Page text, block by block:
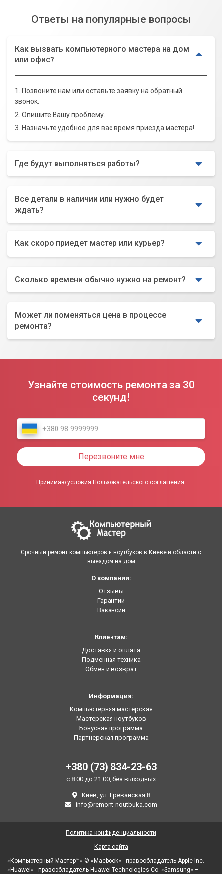
Ответы на популярные вопросы
Как вызвать компьютерного мастера на дом
или офис?
1. Позвоните нам или оставьте заявку на обратный
звонок.
2. Опишите Вашу проблему.
3. Назначьте удобное для вас время приезда мастера!
Где будут выполняться работы?
Все детали в наличии или нужно будет
ждать?
Как скоро приедет мастер или курьер?
Сколько времени обычно нужно на ремонт?
Может ли поменяться цена в процессе
ремонта?
Узнайте стоимость ремонта за 30
секунд!
Перезвоните мне
Принимаю условия Пользовательского соглашения.
Срочный ремонт компьютеров и ноутбуков в Киеве и области с
выездом на дом
О компании:
Отзывы
Гарантии
Вакансии
Клиентам:
Доставка и оплата
Подменная техника
Обмен и возврат
Информация:
Компьютерная мастерская
Мастерская ноутбуков
Бонусная программа
Партнерская программа
+380 (73) 834-23-63
с 8:00 до 21:00, без выходных
Киев, ул. Ереванская 8
info@remont-noutbuka.com
«Компьютерный Мастер™» © «Macbook» - правообладатель Apple Inc.
«Huawei» - правообладатель Huawei Technologies Co. «Samsung» –
Политика конфиденциальности
Карта сайта